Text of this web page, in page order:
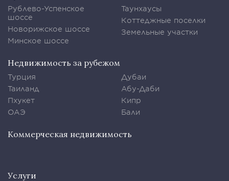
Рублево-Успенское
шоссе
Новорижское шоссе
Минское шоссе
Таунхаусы
Коттеджные поселки
Земельные участки
Недвижимость за рубежом
Турция
Таиланд
Пхукет
ОАЭ
Дубаи
Абу-Даби
Кипр
Бали
Коммерческая недвижимость
Услуги